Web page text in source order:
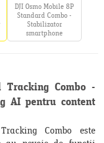
DJI Osmo Mobile 8P
Standard Combo -
Stabilizator
smartphone
Tracking Combo -
AI pentru content
Combo este